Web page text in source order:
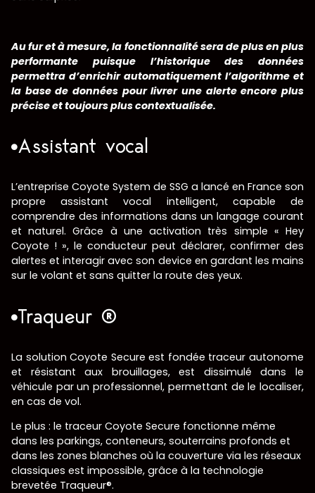
Au fur et à mesure, la fonctionnalité sera de plus en plus
performante puisque l’historique des données
permettra d’enrichir automatiquement l’algorithme et
la base de données pour livrer une alerte encore plus
précise et toujours plus contextualisée.
Assistant vocal
L’entreprise Coyote System de SSG a lancé en France son
propre assistant vocal intelligent, capable de
comprendre des informations dans un langage courant
et naturel. Grâce à une activation très simple « Hey
Coyote ! », le conducteur peut déclarer, confirmer des
alertes et interagir avec son device en gardant les mains
sur le volant et sans quitter la route des yeux.
Traqueur ®
La solution Coyote Secure est fondée traceur autonome
et résistant aux brouillages, est dissimulé dans le
véhicule par un professionnel, permettant de le localiser,
en cas de vol.
Le plus : le traceur Coyote Secure fonctionne même
dans les parkings, conteneurs, souterrains profonds et
dans les zones blanches où la couverture via les réseaux
classiques est impossible, grâce à la technologie
brevetée Traqueur®.